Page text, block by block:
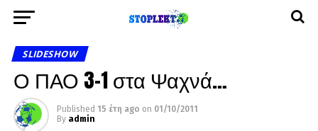
SLIDESHOW
Ο ΠΑΟ 3-1 στα Ψαχνά…
Published 15 έτη ago on 01/10/2011
By admin